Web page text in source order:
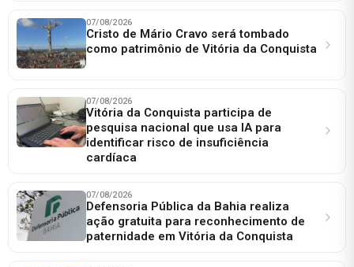
07/08/2026
Cristo de Mário Cravo será tombado
como patrimônio de Vitória da Conquista
07/08/2026
Vitória da Conquista participa de
pesquisa nacional que usa IA para
identificar risco de insuficiência
cardíaca
07/08/2026
Defensoria Pública da Bahia realiza
ação gratuita para reconhecimento de
paternidade em Vitória da Conquista